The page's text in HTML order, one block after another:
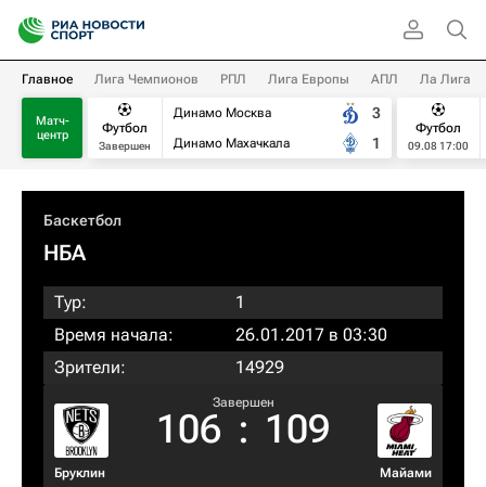
Главное Лига Чемпионов РПЛ Лига Европы АПЛ Ла Лига
Матч-
центр
Футбол
Завершен
Динамо Москва
Динамо Махачкала
3
1
Футбол
09.08 17:00
Баскетбол
НБА
Тур:
1
Время начала:
26.01.2017 в 03:30
Зрители:
14929
Бруклин
Завершен
106 : 109
Майами